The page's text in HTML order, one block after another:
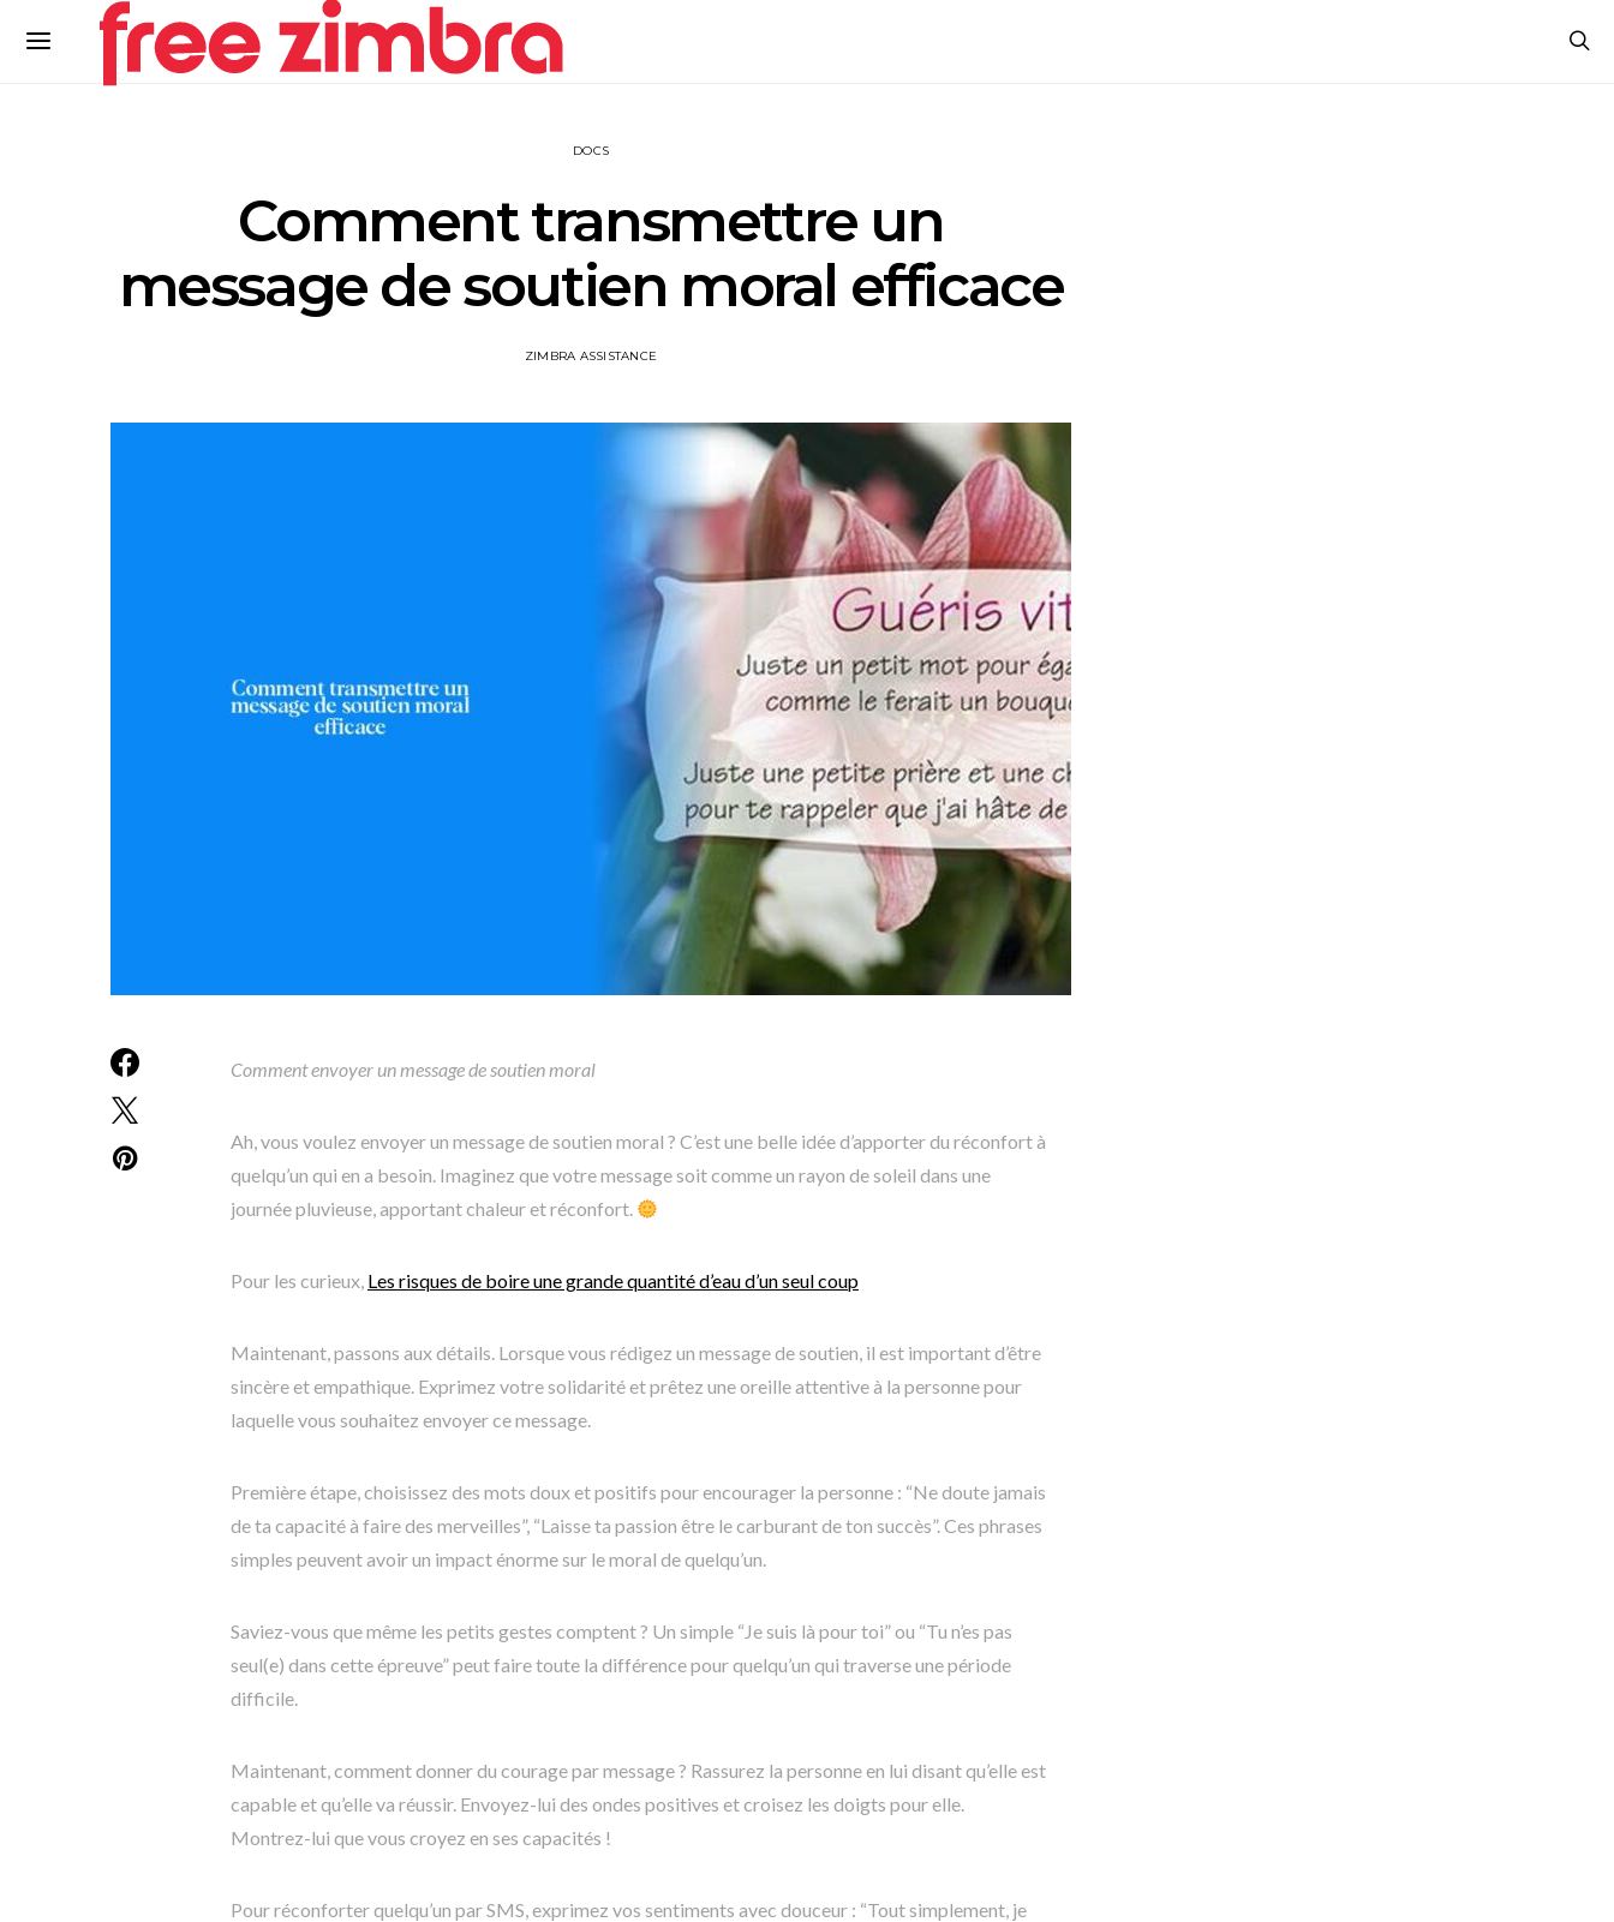
DOCS
Comment transmettre un
message de soutien moral efficace
ZIMBRA ASSISTANCE
Comment envoyer un message de soutien moral
Ah, vous voulez envoyer un message de soutien moral ? C’est une belle idée d’apporter du réconfort à
quelqu’un qui en a besoin. Imaginez que votre message soit comme un rayon de soleil dans une
journée pluvieuse, apportant chaleur et réconfort.
Pour les curieux, Les risques de boire une grande quantité d’eau d’un seul coup
Maintenant, passons aux détails. Lorsque vous rédigez un message de soutien, il est important d’être
sincère et empathique. Exprimez votre solidarité et prêtez une oreille attentive à la personne pour
laquelle vous souhaitez envoyer ce message.
Première étape, choisissez des mots doux et positifs pour encourager la personne : “Ne doute jamais
de ta capacité à faire des merveilles”, “Laisse ta passion être le carburant de ton succès”. Ces phrases
simples peuvent avoir un impact énorme sur le moral de quelqu’un.
Saviez-vous que même les petits gestes comptent ? Un simple “Je suis là pour toi” ou “Tu n’es pas
seul(e) dans cette épreuve” peut faire toute la différence pour quelqu’un qui traverse une période
difficile.
Maintenant, comment donner du courage par message ? Rassurez la personne en lui disant qu’elle est
capable et qu’elle va réussir. Envoyez-lui des ondes positives et croisez les doigts pour elle.
Montrez-lui que vous croyez en ses capacités !
Pour réconforter quelqu’un par SMS, exprimez vos sentiments avec douceur : “Tout simplement, je